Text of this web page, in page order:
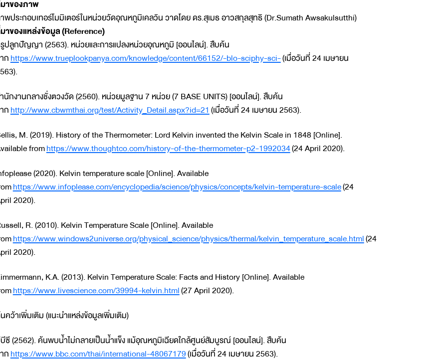
าของภาพ
พประกอบเทอร์โมมิเตอร์ในหน่วยวัดอุณหภูมิเคลวิน วาดโดย ดร.สุเมธ อาวสกุลสุทธิ (Dr.Sumath Awsakulsutthi)
าของแหล่งข้อมูล (Reference)
ปลูกปัญญา (2563). หน่วยและการแปลงหน่วยอุณหภูมิ [ออนไลน์]. สืบค้น
กhttps://www.trueplookpanya.com/knowledge/content/66152/-blo-sciphy-sci-(เมื่อวันที่ 24 เมษายน
นักงานกลางชั่งตวงวัด (2560). หน่วยมูลฐาน 7 หน่วย (7 BASE UNITS) [ออนไลน์]. สืบค้น
กhttp://www.cbwmthai.org/test/Activity_Detail.aspx?id=21 (เมื่อวันที่ 24 เมษายน 2563).
M. (2019). History of the Thermometer: Lord Kelvin invented the Kelvin Scale in 1848 [Online].
fromhttps://www.thoughtco.com/history-of-the-thermometer-p2-1992034(24 April 2020).
(2020). Kelvin temperature scale [Online]. Available
https://www.infoplease.com/encyclopedia/science/physics/concepts/kelvin-temperature-scale(24
2020).
R. (2010). Kelvin Temperature Scale [Online]. Available
https://www.windows2universe.org/physical_science/physics/thermal/kelvin_temperature_scale.html(24
2020).
K.A. (2013). Kelvin Temperature Scale: Facts and History [Online]. Available
https://www.livescience.com/39994-kelvin.html(27 April 2020).
คว้าเพิ่มเติม (แนะนำแหล่งข้อมูลเพิ่มเติม)
ซี (2562). ค้นพบน้ำไม่กลายเป็นน้ำแข็ง แม้อุณหภูมิเฉียดใกล้ศูนย์สัมบูรณ์ [ออนไลน์]. สืบค้น
กhttps://www.bbc.com/thai/international-48067179(เมื่อวันที่ 24 เมษายน 2563).